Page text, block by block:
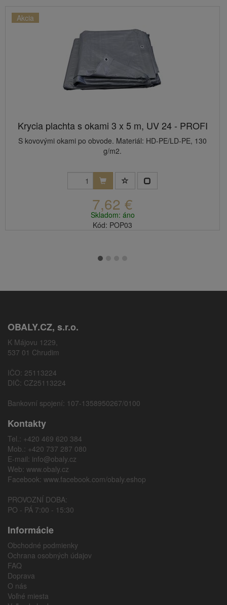
Akcia
Krycia plachta s okami 3 x 5 m, UV 24 - PROFI
S kovovými okami po obvode. Materiál: HD-PE/LD-PE, 130
g/m2.
7,62 €
Skladom: áno
Kód: POP03
OBALY.CZ, s.r.o.
K Májovu 1229,
537 01 Chrudim
IČO: 25113224
DIČ: CZ25113224
Bankovní spojení: 107-1358950267/0100
Kontakty
Tel.: +420 469 620 384
Mob.: +420 737 287 080
E-mail: info@obaly.cz
Web: www.obaly.cz
Facebook: www.facebook.com/obaly.eshop
PROVOZNÍ DOBA:
PO - PÁ 7:00 - 15:30
Informácie
Obchodné podmienky
Ochrana osobných údajov
FAQ
Doprava
O nás
Voľné miesta